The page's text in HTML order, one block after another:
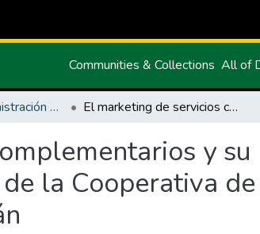
Communities & Collections All of
Carrera de Administración de Empresas y Marketing El marketing de servicios complementarios y su incidencia en la satisfacción de los clientes de la Cooperativa de Ahorro y Crédito Tulcán Ltda., de la ciudad de Tulcán
y su
la Cooperativa